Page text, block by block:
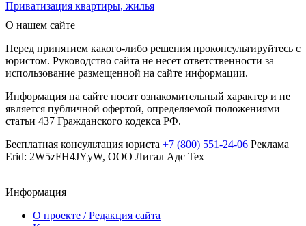
Приватизация квартиры, жилья
О нашем сайте
Перед принятием какого-либо решения проконсультируйтесь с
юристом. Руководство сайта не несет ответственности за
использование размещенной на сайте информации.
Информация на сайте носит ознакомительный характер и не
является публичной офертой, определяемой положениями
статьи 437 Гражданского кодекса РФ.
Бесплатная консультация юриста +7 (800) 551-24-06 Реклама
Erid: 2W5zFH4JYyW, ООО Лигал Адс Тех
Информация
О проекте / Редакция сайта